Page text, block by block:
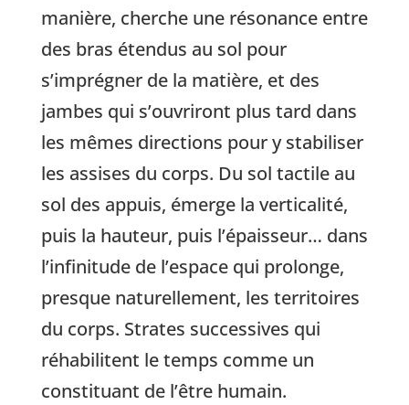
manière, cherche une résonance entre
des bras étendus au sol pour
s’imprégner de la matière, et des
jambes qui s’ouvriront plus tard dans
les mêmes directions pour y stabiliser
les assises du corps. Du sol tactile au
sol des appuis, émerge la verticalité,
puis la hauteur, puis l’épaisseur… dans
l’infinitude de l’espace qui prolonge,
presque naturellement, les territoires
du corps. Strates successives qui
réhabilitent le temps comme un
constituant de l’être humain.